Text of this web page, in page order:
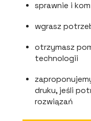
sprawnie i
wgrasz
otrzymasz
technologii
druku, jeśli
rozwiązań